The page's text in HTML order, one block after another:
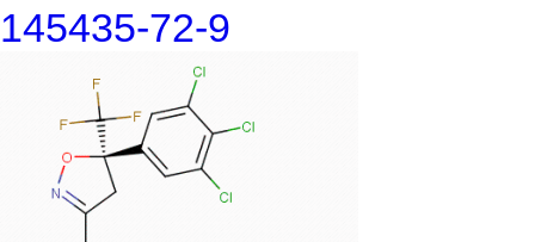
145435-72-9